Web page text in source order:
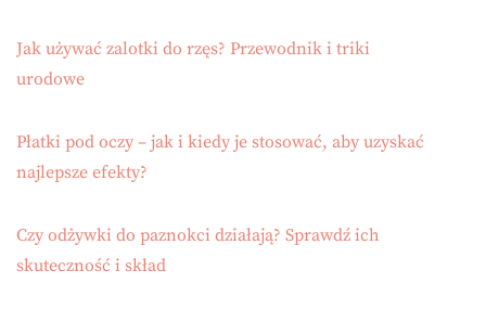
Jak używać zalotki do rzęs? Przewodnik i triki
urodowe
Płatki pod oczy – jak i kiedy je stosować, aby uzyskać
najlepsze efekty?
Czy odżywki do paznokci działają? Sprawdź ich
skuteczność i skład